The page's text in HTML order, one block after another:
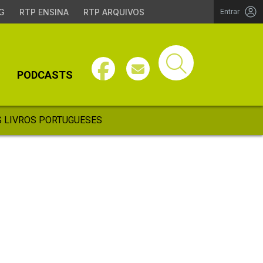
RTP ENSINA RTP ARQUIVOS Entrar
PODCASTS
LIVROS PORTUGUESES